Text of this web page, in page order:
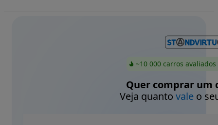
~10 000 carros
Quer comprar um
Veja quanto valeo